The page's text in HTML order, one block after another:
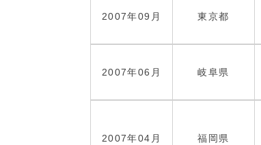
2007年09月 東京都
2007年06月 岐阜県
2007年04月 福岡県